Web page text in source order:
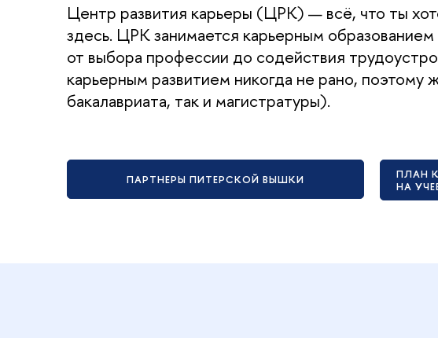
Центр развития карьеры (ЦРК) — всё, что ты
здесь. ЦРК занимается карьерным
от выбора профессии до содействия
карьерным развитием никогда не рано,
бакалавриата, так и магистратуры).
ПАРТНЕРЫ ПИТЕРСКОЙ ВЫШКИ
ПЛАН
НА